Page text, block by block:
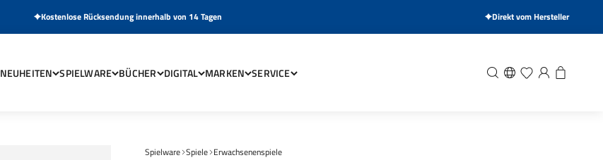
Kostenlose Rücksendung innerhalb von 14 Tagen Direkt vom Hersteller
NEUHEITEN SPIELWARE BÜCHER DIGITAL MARKEN SERVICE Suche Wunschliste
Anmelden
Spielware Spiele Erwachsenenspiele